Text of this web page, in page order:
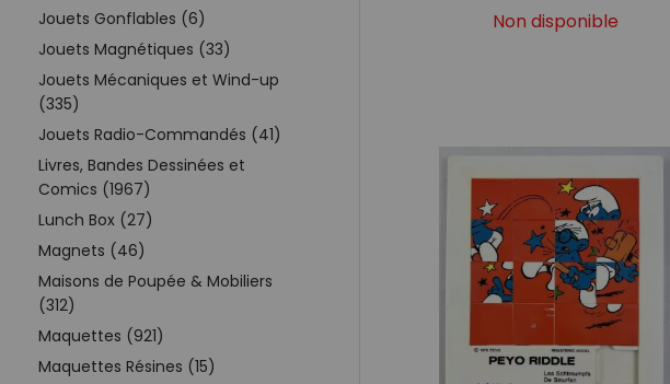
Jouets Gonflables (6)
Jouets Magnétiques (33)
Jouets Mécaniques et Wind-up
(335)
Jouets Radio-Commandés (41)
Livres, Bandes Dessinées et
Comics (1967)
Lunch Box (27)
Magnets (46)
Maisons de Poupée & Mobiliers
(312)
Maquettes (921)
Maquettes Résines (15)
Non disponible